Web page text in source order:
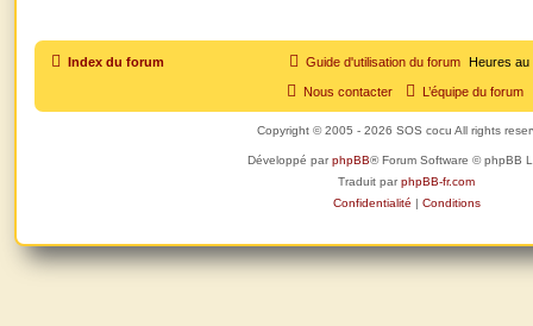
Index du forum Heures
Guide d'utilisation du forum
L’équipe du forum
Nous contacter
Copyright © 2005 - 2026 SOS cocu All rights
Développé parphpBB® Forum Software © phpBB
Traduit parphpBB-fr.com
Confidentialité | Conditions